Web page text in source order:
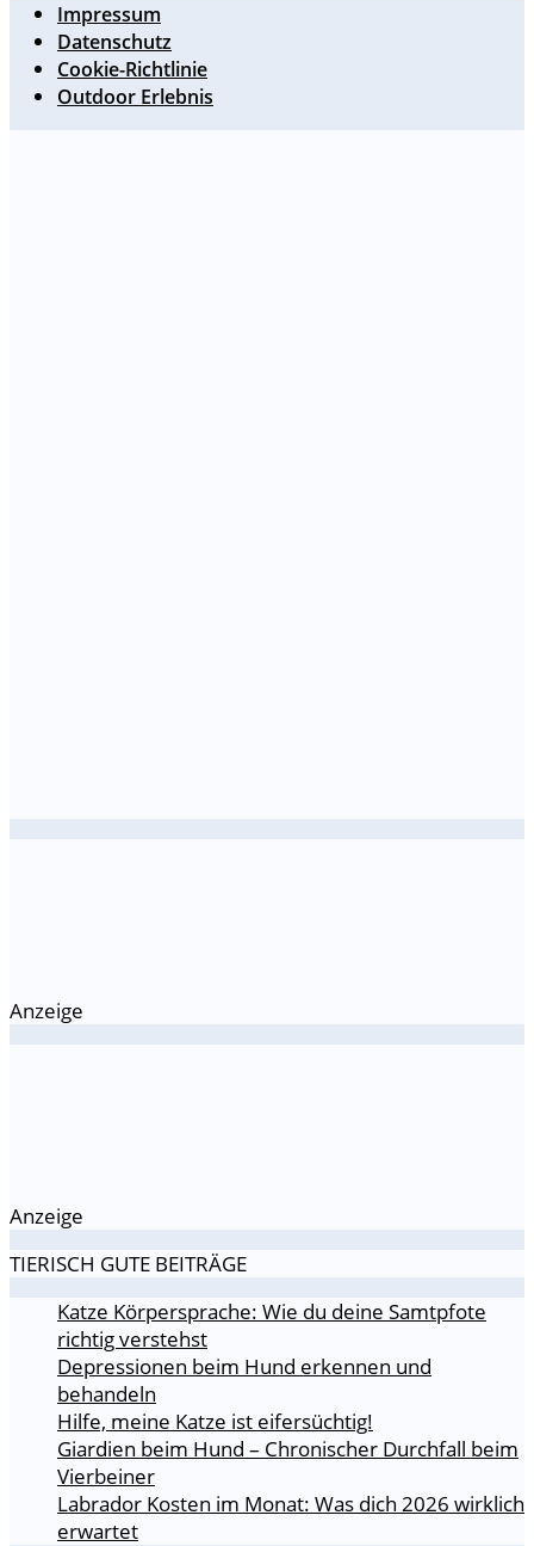
Impressum
Datenschutz
Cookie-Richtlinie
Outdoor Erlebnis
Anzeige
Anzeige
TIERISCH GUTE BEITRÄGE
Katze Körpersprache: Wie du deine Samtpfote
richtig verstehst
Depressionen beim Hund erkennen und
behandeln
Hilfe, meine Katze ist eifersüchtig!
Giardien beim Hund – Chronischer Durchfall beim
Vierbeiner
Labrador Kosten im Monat: Was dich 2026 wirklich
erwartet